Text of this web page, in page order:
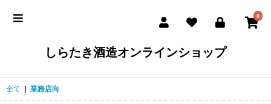
0
しらたき酒造オンラインショップ
全て 業務店向